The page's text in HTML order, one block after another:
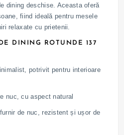
dining deschise. Aceasta oferă
fiind ideală pentru mesele
relaxate cu prietenii.
DINING ROTUNDE 137
potrivit pentru interioare
nuc, cu aspect natural
de nuc, rezistent și ușor de